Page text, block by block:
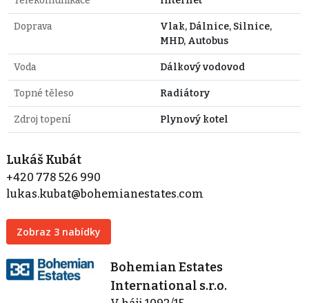
Doprava
Vlak, Dálnice, Silnice,
MHD, Autobus
Voda Dálkový vodovod
Topné těleso Radiátory
Zdroj topení Plynový kotel
Lukáš Kubát
+420 778 526 990
lukas.kubat@bohemianestates.com
Zobraz 3 nabídky
Bohemian Estates
International s.r.o.